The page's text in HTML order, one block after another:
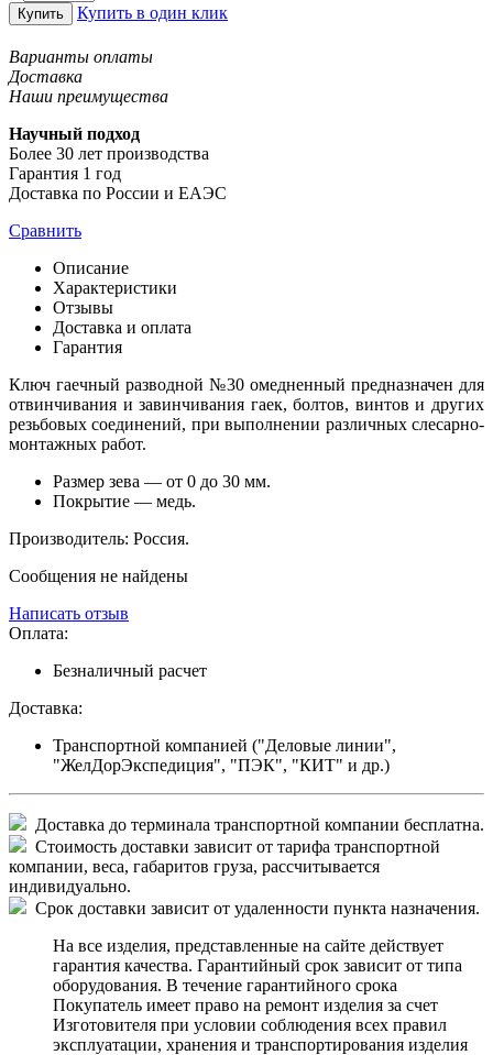
Купить Купить в один клик
Варианты оплаты
Доставка
Наши преимущества
Научный подход
Более 30 лет производства
Гарантия 1 год
Доставка по России и ЕАЭС
Сравнить
Описание
Характеристики
Отзывы
Доставка и оплата
Гарантия
Ключ гаечный разводной №30 омедненный предназначен для
отвинчивания и завинчивания гаек, болтов, винтов и других
резьбовых соединений, при выполнении различных слесарно-
монтажных работ.
Размер зева — от 0 до 30 мм.
Покрытие — медь.
Производитель: Россия.
Сообщения не найдены
Написать отзыв
Оплата:
Безналичный расчет
Доставка:
Транспортной компанией ("Деловые линии",
"ЖелДорЭкспедиция", "ПЭК", "КИТ" и др.)
Доставка до терминала транспортной компании бесплатна.
Стоимость доставки зависит от тарифа транспортной
компании, веса, габаритов груза, рассчитывается
индивидуально.
Срок доставки зависит от удаленности пункта назначения.
На все изделия, представленные на сайте действует
гарантия качества. Гарантийный срок зависит от типа
оборудования. В течение гарантийного срока
Покупатель имеет право на ремонт изделия за счет
Изготовителя при условии соблюдения всех правил
эксплуатации, хранения и транспортирования изделия